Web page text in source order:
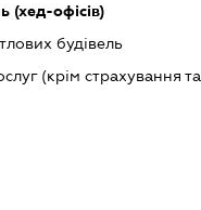
(хед-офісів)
будівель
(крім страхування та